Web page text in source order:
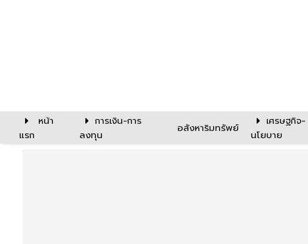
หน้า
แรก
การเงิน-การ
ลงทุน
อสังหาริมทรัพย์
เศรษฐกิจ-
นโยบาย